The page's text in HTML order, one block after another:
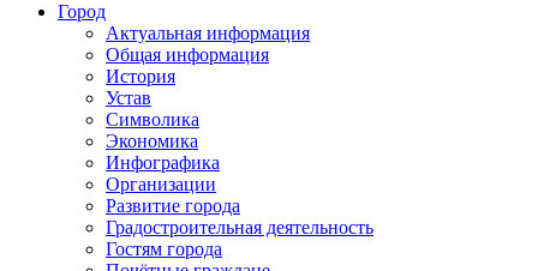
Город
Актуальная информация
Общая информация
История
Устав
Символика
Экономика
Инфографика
Организации
Развитие города
Градостроительная деятельность
Гостям города